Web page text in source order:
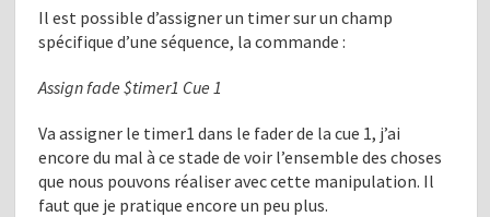
Il est possible d’assigner un timer sur un champ
spécifique d’une séquence, la commande :
Assign fade $timer1 Cue 1
Va assigner le timer1 dans le fader de la cue 1, j’ai
encore du mal à ce stade de voir l’ensemble des choses
que nous pouvons réaliser avec cette manipulation. Il
faut que je pratique encore un peu plus.